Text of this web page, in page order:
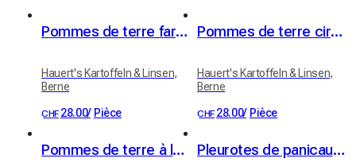
Pommes de terre farineuses 20kg
Hauert's Kartoffeln & Linsen,
Berne
CHF 28.00/ Pièce
Pommes de terre cireuses 20kg
Hauert's Kartoffeln & Linsen,
Berne
CHF 28.00/ Pièce
Pommes de terre à la cire, pommes de terre à raclette 1kg Pleurotes de panicaut (Eryngii)